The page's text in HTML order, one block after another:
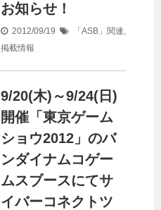
お知らせ！
2012/09/19 「ASB」関連,
掲載情報
9/20(木)～9/24(日)
開催「東京ゲーム
ショウ2012」のバ
ンダイナムコゲー
ムスブースにてサ
イバーコネクトツ